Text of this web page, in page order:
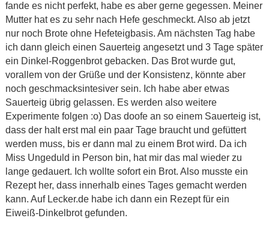
fande es nicht perfekt, habe es aber gerne gegessen. Meiner
Mutter hat es zu sehr nach Hefe geschmeckt. Also ab jetzt
nur noch Brote ohne Hefeteigbasis. Am nächsten Tag habe
ich dann gleich einen Sauerteig angesetzt und 3 Tage später
ein Dinkel-Roggenbrot gebacken. Das Brot wurde gut,
vorallem von der Grüße und der Konsistenz, könnte aber
noch geschmacksintesiver sein. Ich habe aber etwas
Sauerteig übrig gelassen. Es werden also weitere
Experimente folgen :o) Das doofe an so einem Sauerteig ist,
dass der halt erst mal ein paar Tage braucht und gefüttert
werden muss, bis er dann mal zu einem Brot wird. Da ich
Miss Ungeduld in Person bin, hat mir das mal wieder zu
lange gedauert. Ich wollte sofort ein Brot. Also musste ein
Rezept her, dass innerhalb eines Tages gemacht werden
kann. Auf Lecker.de habe ich dann ein Rezept für ein
Eiweiß-Dinkelbrot gefunden.